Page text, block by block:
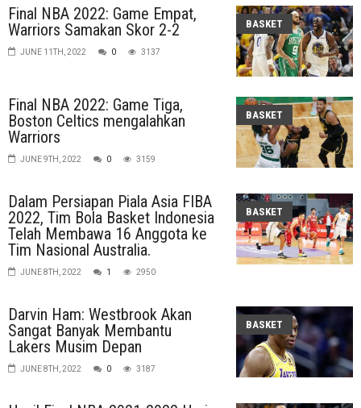
BASKET
Final NBA 2022: Game Empat,
Warriors Samakan Skor 2-2
JUNE 11TH, 2022 0 3137
BASKET
Final NBA 2022: Game Tiga,
Boston Celtics mengalahkan
Warriors
JUNE 9TH, 2022 0 3159
BASKET
Dalam Persiapan Piala Asia FIBA ​​​​
2022, Tim Bola Basket Indonesia
Telah Membawa 16 Anggota ke
Tim Nasional Australia.
JUNE 8TH, 2022 1 2950
BASKET
Darvin Ham: Westbrook Akan
Sangat Banyak Membantu
Lakers Musim Depan
JUNE 8TH, 2022 0 3187